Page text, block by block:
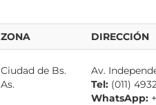
ZONA DIRECCIÓN
Ciudad de Bs.
As.
Av.
Tel: (011)
WhatsApp: